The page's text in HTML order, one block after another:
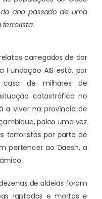
ano passado de uma
carregados de dor
Fundação AIS está, por
de milhares de
catastrófica no
a viver na província de
palco uma vez
terroristas por parte de
pertencer ao Daesh, a
de aldeias foram
raptadas e mortas e